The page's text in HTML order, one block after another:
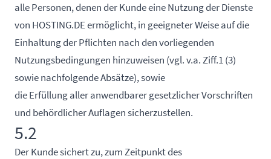
alle Personen, denen der Kunde eine Nutzung der Dienste
von HOSTING.DE ermöglicht, in geeigneter Weise auf die
Einhaltung der Pflichten nach den vorliegenden
Nutzungsbedingungen hinzuweisen (vgl. v.a. Ziff.1 (3)
sowie nachfolgende Absätze), sowie
die Erfüllung aller anwendbarer gesetzlicher Vorschriften
und behördlicher Auflagen sicherzustellen.
5.2
Der Kunde sichert zu, zum Zeitpunkt des